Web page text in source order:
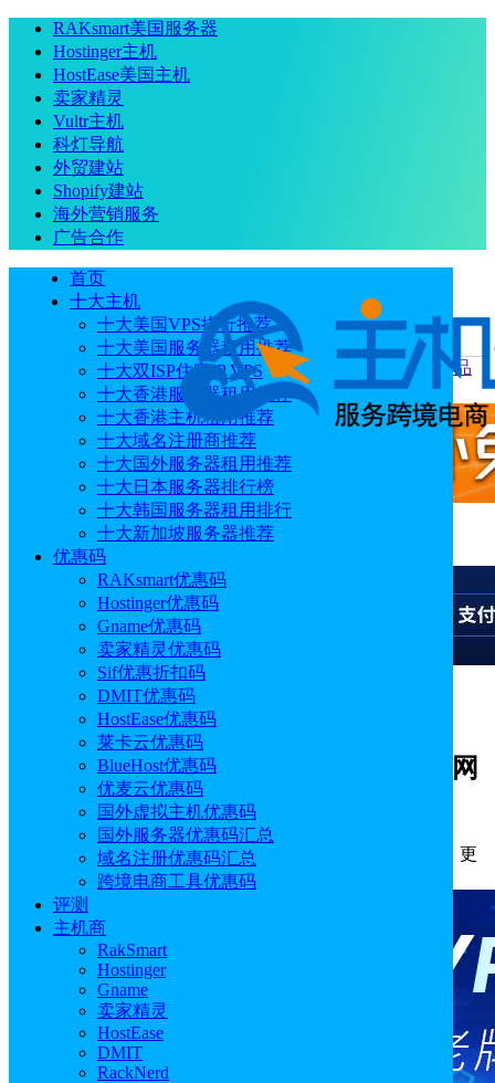
RAKsmart美国服务器
Hostinger主机
HostEase美国主机
卖家精灵
Vultr主机
科灯导航
外贸建站
Shopify建站
海外营销服务
广告合作
首页
十大主机
十大美国VPS排行推荐
十大美国服务器租用推荐
十大双ISP住宅IP VPS
十大香港服务器租用推荐
十大香港主机租用推荐
十大域名注册商推荐
十大国外服务器租用推荐
十大日本服务器排行榜
十大韩国服务器租用排行
十大新加坡服务器推荐
优惠码
RAKsmart优惠码
Hostinger优惠码
Gname优惠码
卖家精灵优惠码
Sif优惠折扣码
DMIT优惠码
HostEase优惠码
莱卡云优惠码
BlueHost优惠码
优麦云优惠码
国外虚拟主机优惠码
国外服务器优惠码汇总
域名注册优惠码汇总
跨境电商工具优惠码
评测
主机商
RakSmart
Hostinger
Gname
卖家精灵
HostEase
DMIT
RackNerd
当前位置：首页 评测 丽萨主机LisaHost美国VPS（9929精品
网络+双ISP住宅IP）性能速度测评
丽萨主机LisaHost美国VPS（9929精品网
络+双ISP住宅IP）性能速度测评
作者: Emily 分类:评测 发布时间: 2026.01.20 18:19:45
更
新于: 2026.07.23 15:56:55